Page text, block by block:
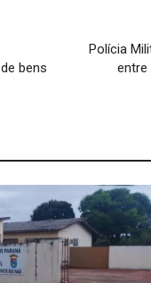
bens
Polícia
entre